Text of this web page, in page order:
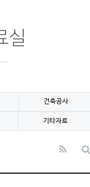
실
건축공사
기타자료